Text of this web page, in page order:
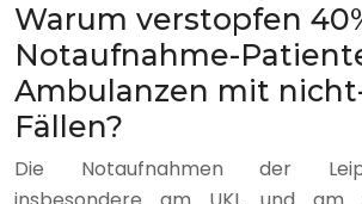
Warum verstopfen
Notaufnahme-
Ambulanzen mit
Fällen?
Die Notaufnahmen der